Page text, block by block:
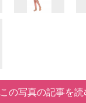
この写真の記事を読